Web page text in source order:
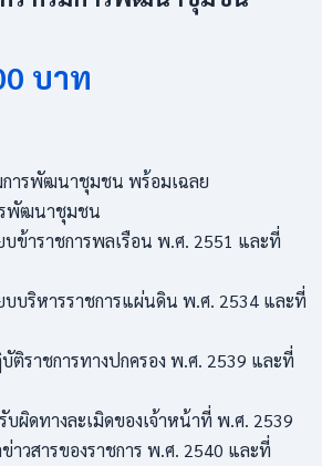
บาท
ารพัฒนาชุมชน พร้อมเฉลย
รพัฒนาชุมชน
ข้าราชการพลเรือน พ.ศ. 2551 และที่
บริหารราชการแผ่นดิน พ.ศ. 2534 และที่
ราชการทางปกครอง พ.ศ. 2539 และที่
ผิดทางละเมิดของเจ้าหน้าที่ พ.ศ. 2539
วสารของราชการ พ.ศ. 2540 และที่